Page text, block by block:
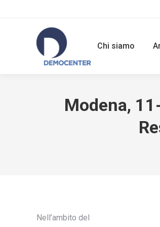
Chi siamo
Modena,
Nell’ambito del